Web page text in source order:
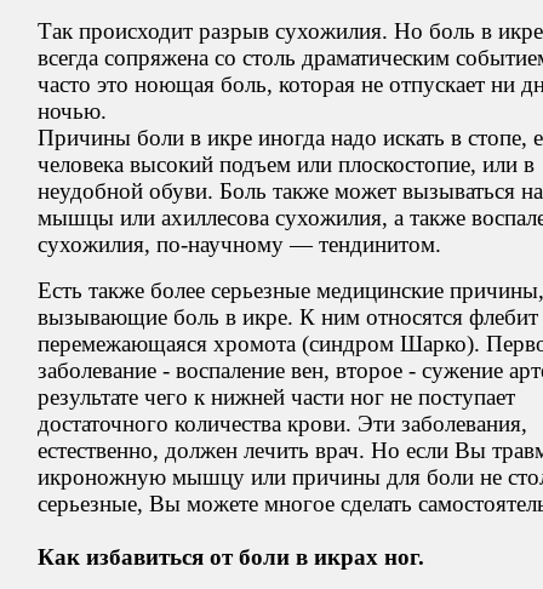
Так происходит разрыв сухожилия. Но боль в
всегда сопряжена со столь драматическим
часто это ноющая боль, которая не отпускает ни
ночью.
Причины боли в икре иногда надо искать в стопе,
человека высокий подъем или плоскостопие, или в
неудобной обуви. Боль также может вызываться
мышцы или ахиллесова сухожилия, а также
сухожилия, по-научному — тендинитом.
Есть также более серьезные медицинские причины,
вызывающие боль в икре. К ним относятся флебит
перемежающаяся хромота (синдром Шарко).
заболевание - воспаление вен, второе - сужение
результате чего к нижней части ног не поступает
достаточного количества крови. Эти заболевания,
естественно, должен лечить врач. Но если Вы
икроножную мышцу или причины для боли не
серьезные, Вы можете многое сделать
Как избавиться от боли в икрах ног.